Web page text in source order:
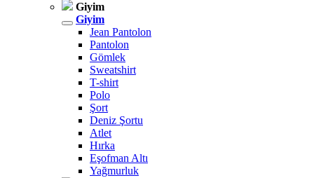
Giyim
Giyim
Jean Pantolon
Pantolon
Gömlek
Sweatshirt
T-shirt
Polo
Şort
Deniz Şortu
Atlet
Hırka
Eşofman Altı
Yağmurluk